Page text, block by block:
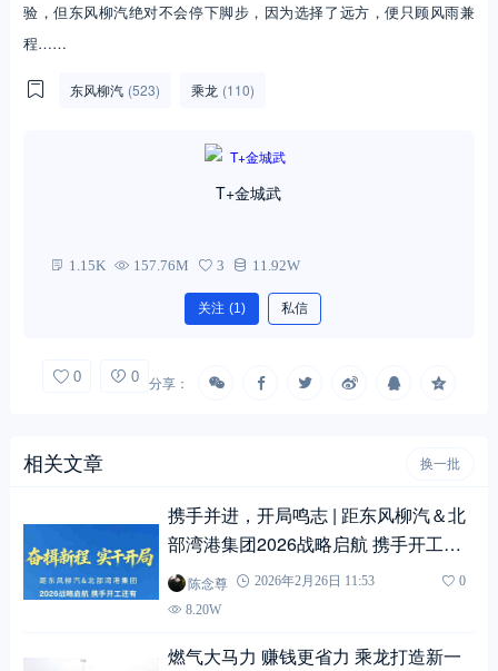
验，但东风柳汽绝对不会停下脚步，因为选择了远方，便只顾风雨兼
程……
东风柳汽 (523) 乘龙 (110)
T+金城武
1.15K 157.76M 3 11.92W
关注 (1) 私信
0 0 分享：
相关文章 换一批
携手并进，开局鸣志 | 距东风柳汽＆北
部湾港集团2026战略启航 携手开工还
有3天
陈念尊 2026年2月26日 11:53
0
8.20W
燃气大马力 赚钱更省力 乘龙打造新一